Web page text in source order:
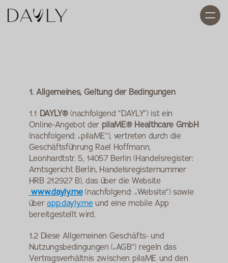
AGB
1. Allgemeines, Geltung der Bedingungen
1.1 DAYLY® (nachfolgend “DAYLY”) ist ein
Online-Angebot der pilaME® Healthcare GmbH
(nachfolgend: „pilaME“), vertreten durch die
Geschäftsführung Rael Hoffmann,
Leonhardtstr. 5, 14057 Berlin (Handelsregister:
Amtsgericht Berlin, Handelsregisternummer
HRB 212927 B), das über die Website
www.dayly.me (nachfolgend: „Website“) sowie
über app.dayly.me und eine mobile App
bereitgestellt wird.
1.2 Diese Allgemeinen Geschäfts- und
Nutzungsbedingungen („AGB“) regeln das
Vertragsverhältnis zwischen pilaME und den